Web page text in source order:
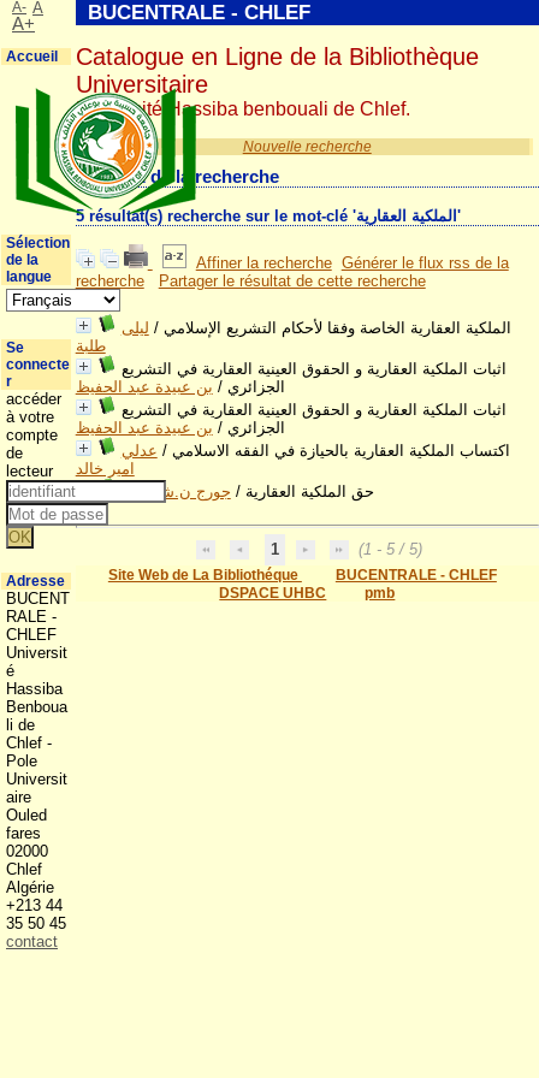
Nouvelle recherche
Résultat de la recherche
5 résultat(s) recherche sur le mot-clé 'الملكية العقارية'
Affiner la recherche Générer le flux rss de la
recherche
Partager le résultat de cette recherche
الملكية العقارية الخاصة وفقا لأحكام التشريع الإسلامي / ليلى
طلبة
اثبات الملكية العقارية و الحقوق العينية العقارية في التشريع
الجزائري / بن عبيدة عبد الحفيظ
اثبات الملكية العقارية و الحقوق العينية العقارية في التشريع
الجزائري / بن عبيدة عبد الحفيظ
اكتساب الملكية العقارية بالحيازة في الفقه الاسلامي / عدلي
امير خالد
حق الملكية العقارية / جورج ن.شدراوي
1 (1 - 5 / 5)
Site Web de La Bibliothéque
BUCENTRALE - CHLEF
DSPACE UHBC
pmb
BUCENTRALE - CHLEF
Catalogue en Ligne de la Bibliothèque
Universitaire
Université Hassiba benbouali de Chlef.
A- A
A+
Accueil
Sélection
de la
langue
Se
connecte
r
accéder
à votre
compte
de
lecteur
Adresse
BUCENT
RALE -
CHLEF
Universit
é
Hassiba
Benboua
li de
Chlef -
Pole
Universit
aire
Ouled
fares
02000
Chlef
Algérie
+213 44
35 50 45
contact